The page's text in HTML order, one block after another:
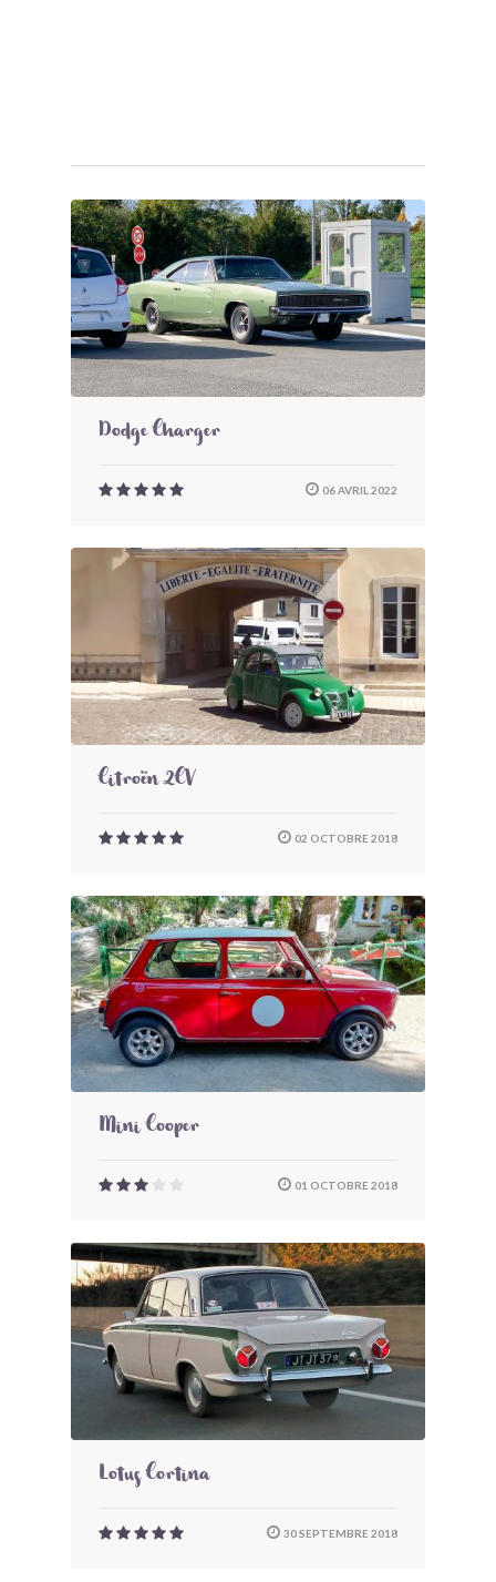
Dodge Charger
06 AVRIL 2022
Citroën 2CV
02 OCTOBRE 2018
Mini Cooper
01 OCTOBRE 2018
Lotus Cortina
30 SEPTEMBRE 2018